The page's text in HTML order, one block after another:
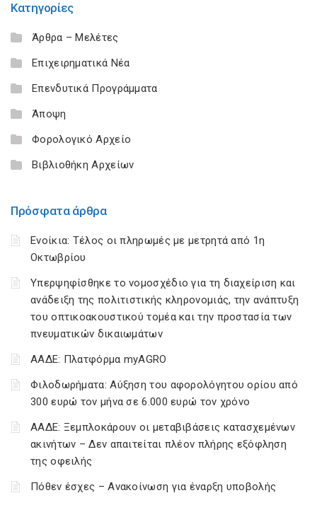
Κατηγορίες
Άρθρα – Μελέτες
Επιχειρηματικά Νέα
Επενδυτικά Προγράμματα
Άποψη
Φορολογικό Αρχείο
Βιβλιοθήκη Αρχείων
Πρόσφατα άρθρα
Ενοίκια: Τέλος οι πληρωμές με μετρητά από 1η
Οκτωβρίου
Υπερψηφίσθηκε το νομοσχέδιο για τη διαχείριση και
ανάδειξη της πολιτιστικής κληρονομιάς, την ανάπτυξη
του οπτικοακουστικού τομέα και την προστασία των
πνευματικών δικαιωμάτων
ΑΑΔΕ: Πλατφόρμα myAGRO
Φιλοδωρήματα: Αύξηση του αφορολόγητου ορίου από
300 ευρώ τον μήνα σε 6.000 ευρώ τον χρόνο
ΑΑΔΕ: Ξεμπλοκάρουν οι μεταβιβάσεις κατασχεμένων
ακινήτων – Δεν απαιτείται πλέον πλήρης εξόφληση
της οφειλής
Πόθεν έσχες – Ανακοίνωση για έναρξη υποβολής